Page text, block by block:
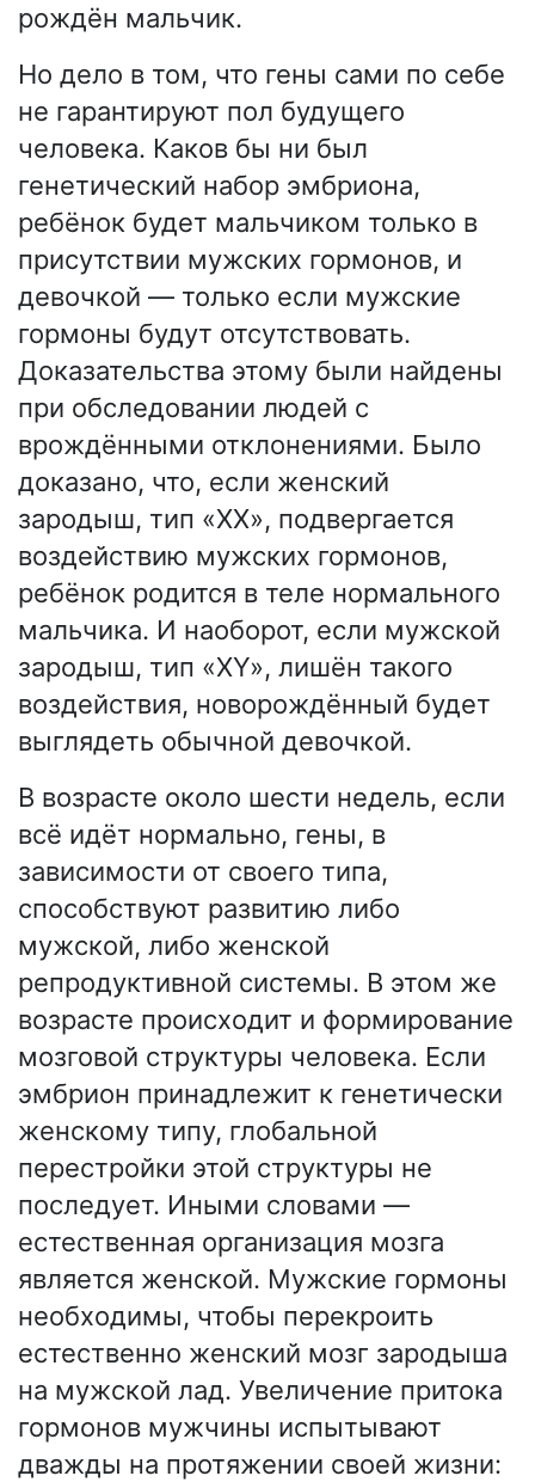
рождён мальчик.
Но дело в том, что гены сами по себе
не гарантируют пол будущего
человека. Каков бы ни был
генетический набор эмбриона,
ребёнок будет мальчиком только в
присутствии мужских гормонов, и
девочкой — только если мужские
гормоны будут отсутствовать.
Доказательства этому были найдены
при обследовании людей с
врождёнными отклонениями. Было
доказано, что, если женский
зародыш, тип «ХХ», подвергается
воздействию мужских гормонов,
ребёнок родится в теле нормального
мальчика. И наоборот, если мужской
зародыш, тип «XY», лишён такого
воздействия, новорождённый будет
выглядеть обычной девочкой.
В возрасте около шести недель, если
всё идёт нормально, гены, в
зависимости от своего типа,
способствуют развитию либо
мужской, либо женской
репродуктивной системы. В этом же
возрасте происходит и формирование
мозговой структуры человека. Если
эмбрион принадлежит к генетически
женскому типу, глобальной
перестройки этой структуры не
последует. Иными словами —
естественная организация мозга
является женской. Мужские гормоны
необходимы, чтобы перекроить
естественно женский мозг зародыша
на мужской лад. Увеличение притока
гормонов мужчины испытывают
дважды на протяжении своей жизни: